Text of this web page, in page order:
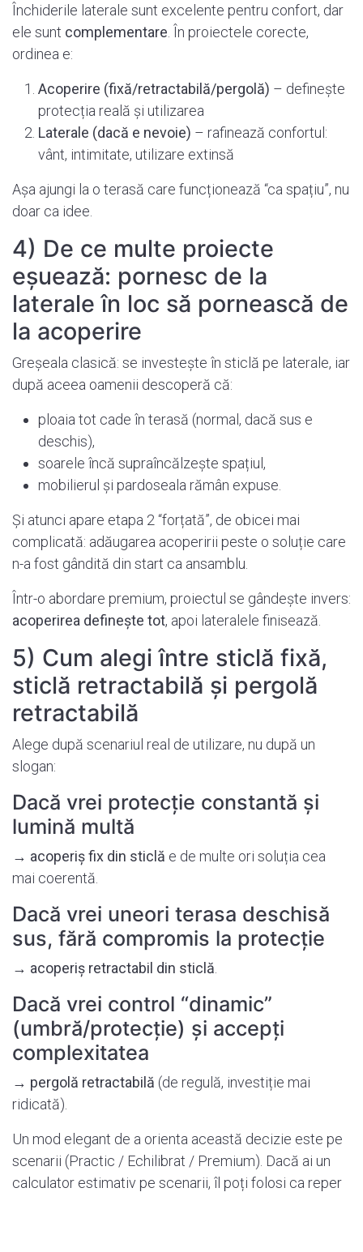
Închiderile laterale sunt excelente pentru confort, dar
ele sunt complementare . În proiectele corecte,
ordinea e:
Acoperire (fixă/retractabilă/pergolă) – definește
protecția reală și utilizarea
Laterale (dacă e nevoie) – rafinează confortul:
vânt, intimitate, utilizare extinsă
Așa ajungi la o terasă care funcționează “ca spațiu”, nu
doar ca idee.
4) De ce multe proiecte
eșuează: pornesc de la
laterale în loc să pornească de
la acoperire
Greșeala clasică: se investește în sticlă pe laterale, iar
după aceea oamenii descoperă că:
ploaia tot cade în terasă (normal, dacă sus e
deschis),
soarele încă supraîncălzește spațiul,
mobilierul și pardoseala rămân expuse.
Și atunci apare etapa 2 “forțată”, de obicei mai
complicată: adăugarea acoperirii peste o soluție care
n-a fost gândită din start ca ansamblu.
Într-o abordare premium, proiectul se gândește invers:
acoperirea definește tot, apoi lateralele finisează.
5) Cum alegi între sticlă fixă,
sticlă retractabilă și pergolă
retractabilă
Alege după scenariul real de utilizare, nu după un
slogan:
Dacă vrei protecție constantă și
lumină multă
→ acoperiș fix din sticlă e de multe ori soluția cea
mai coerentă.
Dacă vrei uneori terasa deschisă
sus, fără compromis la protecție
→ acoperiș retractabil din sticlă
Dacă vrei control “dinamic”
(umbră/protecție) și accepți
complexitatea
→ pergolă retractabilă (de regulă, investiție mai
ridicată).
Un mod elegant de a orienta această decizie este pe
scenarii (Practic / Echilibrat / Premium). Dacă ai un
calculator estimativ pe scenarii, îl poți folosi ca reper